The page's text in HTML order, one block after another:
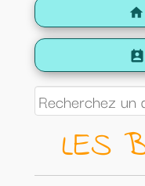
home
perm_contact_calendar
LES